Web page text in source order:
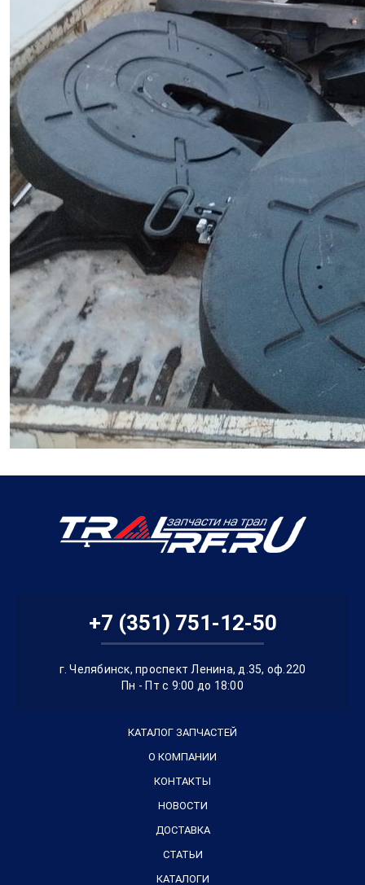
+7 (351) 751-12-50
г. Челябинск, проспект Ленина, д.35, оф.220
Пн - Пт с 9:00 до 18:00
КАТАЛОГ ЗАПЧАСТЕЙ
О КОМПАНИИ
КОНТАКТЫ
НОВОСТИ
ДОСТАВКА
СТАТЬИ
КАТАЛОГИ